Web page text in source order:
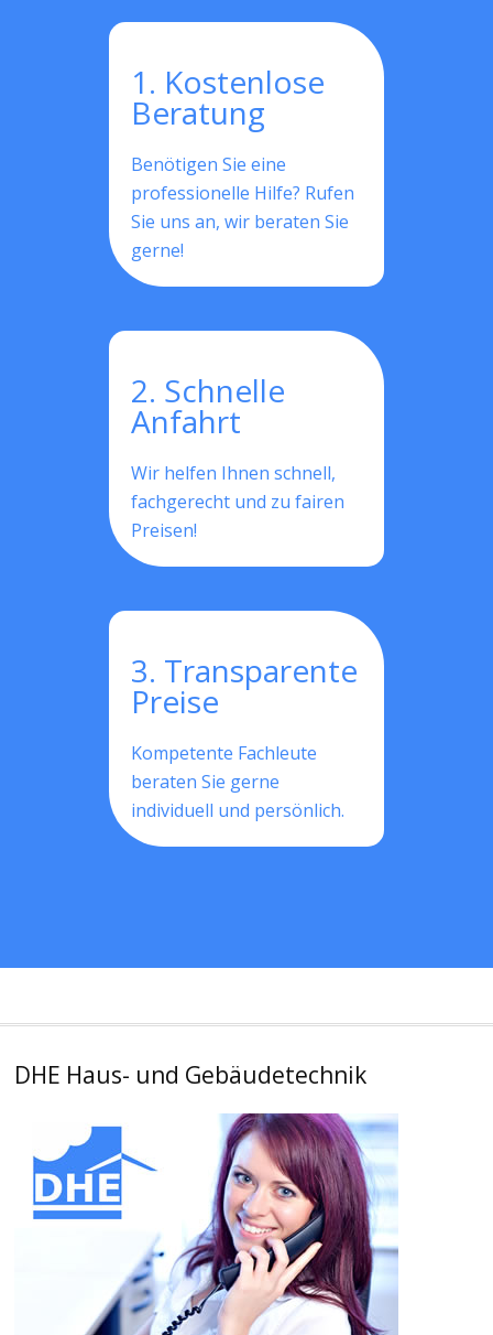
1. Kostenlose
Beratung
Benötigen Sie eine
professionelle Hilfe? Rufen
Sie uns an, wir beraten Sie
gerne!
2. Schnelle
Anfahrt
Wir helfen Ihnen schnell,
fachgerecht und zu fairen
Preisen!
3. Transparente
Preise
Kompetente Fachleute
beraten Sie gerne
individuell und persönlich.
DHE Haus- und Gebäudetechnik